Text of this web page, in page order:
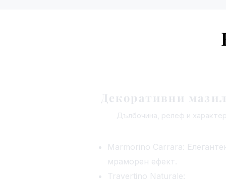
Декоративни
​Дълбочина, релеф и
Marmorino Carrara:
мраморен ефект.
Travertino Naturale: